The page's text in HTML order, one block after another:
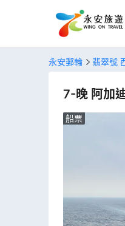
永安郵輪 翡翠號
7-晚 阿加
船票